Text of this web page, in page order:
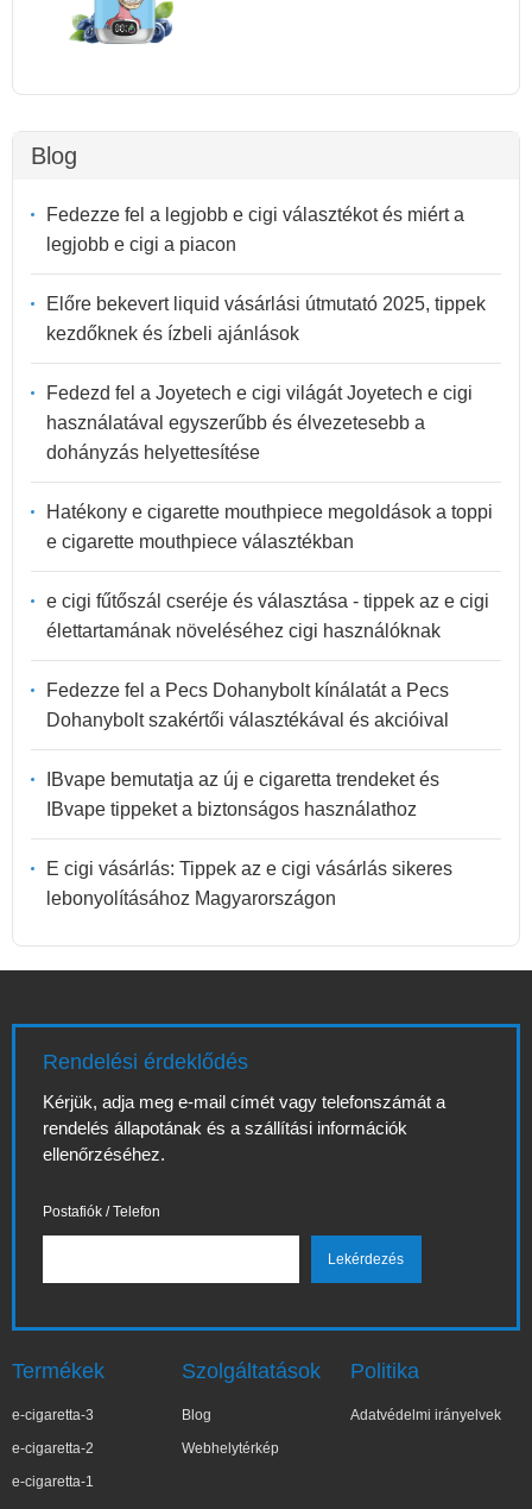
Blog
Fedezze fel a legjobb e cigi választékot és miért a
legjobb e cigi a piacon
Előre bekevert liquid vásárlási útmutató 2025, tippek
kezdőknek és ízbeli ajánlások
Fedezd fel a Joyetech e cigi világát Joyetech e cigi
használatával egyszerűbb és élvezetesebb a
dohányzás helyettesítése
Hatékony e cigarette mouthpiece megoldások a toppi
e cigarette mouthpiece választékban
e cigi fűtőszál cseréje és választása - tippek az e cigi
élettartamának növeléséhez cigi használóknak
Fedezze fel a Pecs Dohanybolt kínálatát a Pecs
Dohanybolt szakértői választékával és akcióival
IBvape bemutatja az új e cigaretta trendeket és
IBvape tippeket a biztonságos használathoz
E cigi vásárlás: Tippek az e cigi vásárlás sikeres
lebonyolításához Magyarországon
Rendelési érdeklődés
Kérjük, adja meg e-mail címét vagy telefonszámát a
rendelés állapotának és a szállítási információk
ellenőrzéséhez.
Postafiók / Telefon
Termékek
e-cigaretta-3
e-cigaretta-2
e-cigaretta-1
Szolgáltatások
Blog
Webhelytérkép
Politika
Adatvédelmi irányelvek